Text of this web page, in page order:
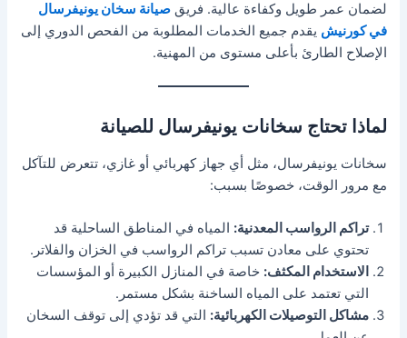
لضمان عمر طويل وكفاءة عالية. فريقصيانة سخان يونيفرسال
في كورنيش يقدم جميع الخدمات المطلوبة من الفحص الدوري إلى
الإصلاح الطارئ بأعلى مستوى من المهنية.
لماذا تحتاج سخانات يونيفرسال للصيانة
سخانات يونيفرسال، مثل أي جهاز كهربائي أو غازي، تتعرض للتآكل
مع مرور الوقت، خصوصًا بسبب:
تراكم الرواسب المعدنية: المياه في المناطق الساحلية قد
تحتوي على معادن تسبب تراكم الرواسب في الخزان والفلاتر.
الاستخدام المكثف: خاصة في المنازل الكبيرة أو المؤسسات
التي تعتمد على المياه الساخنة بشكل مستمر.
مشاكل التوصيلات الكهربائية: التي قد تؤدي إلى توقف السخان